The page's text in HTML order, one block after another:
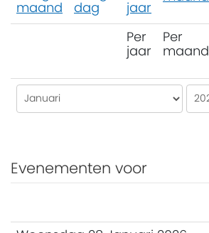
Per
jaar
Per
maand
Evenementen voor